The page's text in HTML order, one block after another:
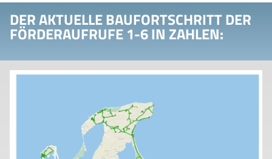
DER AKTUELLE BAUFORTSCHRITT DER
FÖRDERAUFRUFE 1-6 IN ZAHLEN: